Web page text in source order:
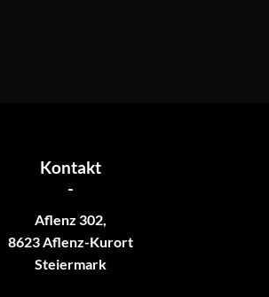
Kontakt
-
Aflenz 302,
8623 Aflenz-Kurort
Steiermark